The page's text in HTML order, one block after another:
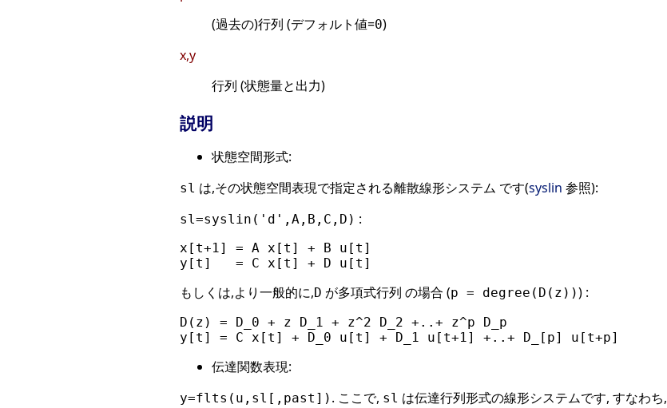
(過去の)行列 (デフォルト値=0)
x,y
行列 (状態量と出力)
説明
状態空間形式:
sl は,その状態空間表現で指定される離散線形システム です(syslin 参照):
sl=syslin('d',A,B,C,D) :
x[t+1] = A x[t] + B u[t]
もしくは,より一般的に,D が多項式行列 の場合 (p = degree(D(z))) :
D(z) = D_0 + z D_1 + z^2 D_2 +..+ z^p D_p
伝達関数表現:
y=flts(u,sl[,past]) . ここで, sl は伝達行列形式の線形システムです, すなわち,